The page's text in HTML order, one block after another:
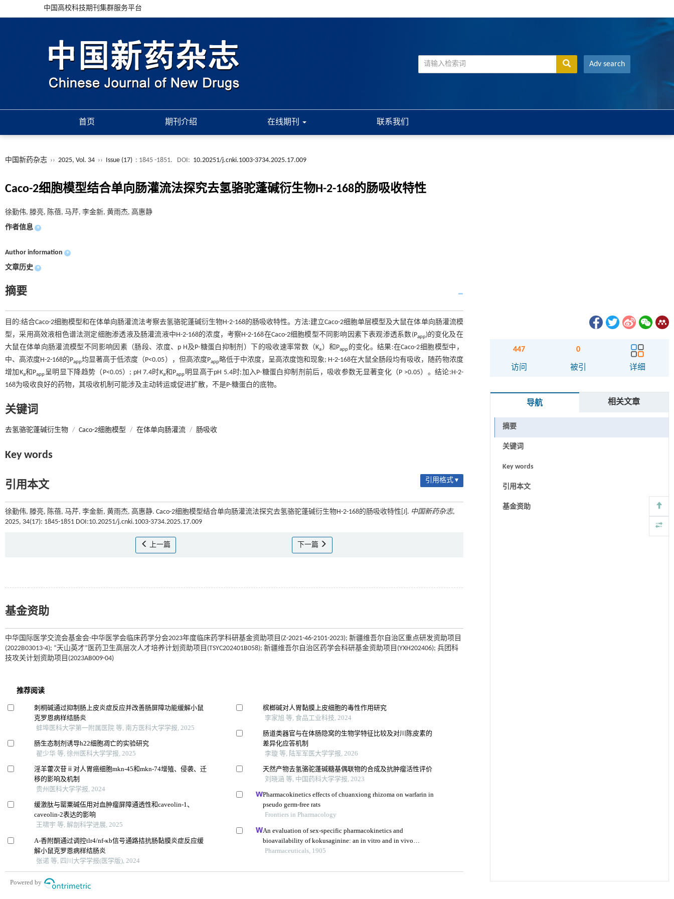
中国高校科技期刊集群服务平台
Adv search
首页 期刊介绍 在线期刊 联系我们
中国新药杂志 ›› 2025, Vol. 34 ›› Issue (17) : 1845 -1851. DOI: 10.20251/j.cnki.1003-3734.2025.17.009
Caco-2细胞模型结合单向肠灌流法探究去氢骆驼蓬碱衍生物H-2-168的肠吸收特性
徐勤伟, 滕亮, 陈蓓, 马芹, 李金新, 黄雨杰, 高惠静
作者信息 +
Author information +
文章历史 +
摘要
目的:结合Caco-2细胞模型和在体单向肠灌流法考察去氢骆驼蓬碱衍生物H-2-168的肠吸收特性。方法:建立Caco-2细胞单层模型及大鼠在体单向肠灌流模
型，采用高效液相色谱法测定细胞渗透液及肠灌流液中H-2-168的浓度，考察H-2-168在Caco-2细胞模型不同影响因素下表观渗透系数(Papp)的变化及在
大鼠在体单向肠灌流模型不同影响因素（肠段、浓度、p H及P-糖蛋白抑制剂）下的吸收速率常数（Ka）和Papp 的变化。结果:在Caco-2细胞模型中，
中、高浓度H-2-168的Papp均显著高于低浓度（P<0.05），但高浓度Papp略低于中浓度，呈高浓度饱和现象; H-2-168在大鼠全肠段均有吸收，随药物浓度
增加Ka和Papp呈明显下降趋势（P<0.05）; pH 7.4时Ka和Papp明显高于pH 5.4时;加入P-糖蛋白抑制剂前后，吸收参数无显著变化（P >0.05）。结论:H-2-
168为吸收良好的药物，其吸收机制可能涉及主动转运或促进扩散，不是P-糖蛋白的底物。
关键词
去氢骆驼蓬碱衍生物 / Caco-2细胞模型 / 在体单向肠灌流 / 肠吸收
Key words
引用本文 引用格式 ▾
徐勤伟, 滕亮, 陈蓓, 马芹, 李金新, 黄雨杰, 高惠静. Caco-2细胞模型结合单向肠灌流法探究去氢骆驼蓬碱衍生物H-2-168的肠吸收特性[J]. 中国新药杂志,
2025, 34(17): 1845-1851 DOI:10.20251/j.cnki.1003-3734.2025.17.009
上一篇 下一篇
基金资助
中华国际医学交流会基金会-中华医学会临床药学分会2023年度临床药学科研基金资助项目(Z-2021-46-2101-2023); 新疆维吾尔自治区重点研发资助项目
(2022B03013-4); “天山英才”医药卫生高层次人才培养计划资助项目(TSYC202401B058); 新疆维吾尔自治区药学会科研基金资助项目(YXH202406); 兵团科
技攻关计划资助项目(2023AB009-04)
447
访问
0
被引 详细
导航 相关文章
摘要
关键词
Key words
引用本文
基金资助